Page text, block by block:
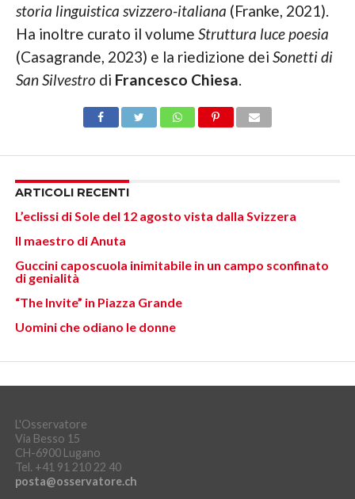
storia linguistica svizzero-italiana (Franke, 2021).
Ha inoltre curato il volume Struttura luce poesia
(Casagrande, 2023) e la riedizione dei Sonetti di
San Silvestro di Francesco Chiesa
ARTICOLI RECENTI
L’eclissi di Sole del 12 agosto vista dalla Svizzera
Il maestro di Anuta
Guccini caposcuola inimitabile in un campo sconfinato
di genialità
“The Invite” in Piazza Grande
Uomini che odiano le donne
L'Osservatore
Via Besso 15
CH-6900 Lugano
Tel. +41 91 210 22 40
posta@osservatore.ch